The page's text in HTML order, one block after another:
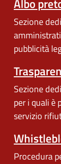
Albo
Sezione
pubblicità
Sezione
per i quali è
servizio
Procedura